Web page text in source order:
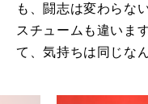
も、闘志は変わらな
スチュームも違いま
て、気持ちは同じな